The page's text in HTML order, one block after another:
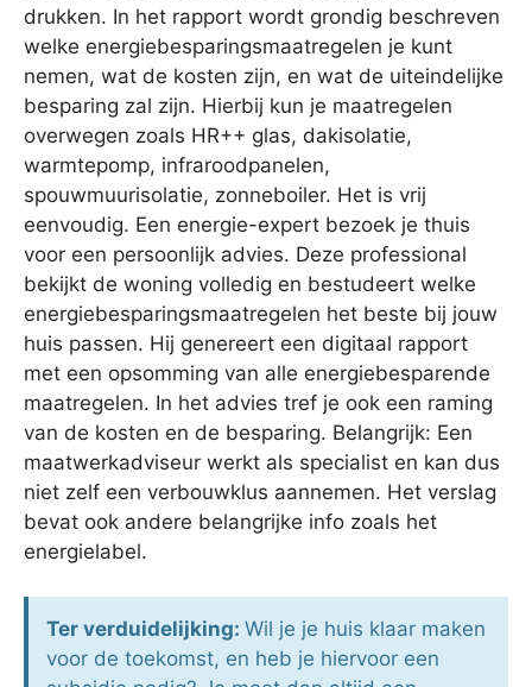
drukken. In het rapport wordt grondig beschreven
welke energiebesparingsmaatregelen je kunt
nemen, wat de kosten zijn, en wat de uiteindelijke
besparing zal zijn. Hierbij kun je maatregelen
overwegen zoals HR++ glas, dakisolatie,
warmtepomp, infraroodpanelen,
spouwmuurisolatie, zonneboiler. Het is vrij
eenvoudig. Een energie-expert bezoek je thuis
voor een persoonlijk advies. Deze professional
bekijkt de woning volledig en bestudeert welke
energiebesparingsmaatregelen het beste bij jouw
huis passen. Hij genereert een digitaal rapport
met een opsomming van alle energiebesparende
maatregelen. In het advies tref je ook een raming
van de kosten en de besparing. Belangrijk: Een
maatwerkadviseur werkt als specialist en kan dus
niet zelf een verbouwklus aannemen. Het verslag
bevat ook andere belangrijke info zoals het
energielabel.
Ter verduidelijking: Wil je je huis klaar maken
voor de toekomst, en heb je hiervoor een